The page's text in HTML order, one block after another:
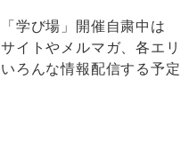
「学び場」開催自粛中は
サイトやメルマガ、各エ
いろんな情報配信する予定